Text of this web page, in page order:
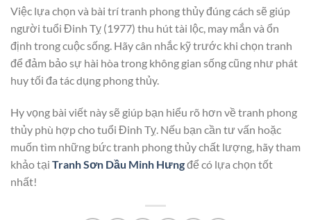
Việc lựa chọn và bài trí tranh phong thủy đúng cách sẽ giúp
người tuổi Đinh Tỵ (1977) thu hút tài lộc, may mắn và ổn
định trong cuộc sống. Hãy cân nhắc kỹ trước khi chọn tranh
để đảm bảo sự hài hòa trong không gian sống cũng như phát
huy tối đa tác dụng phong thủy.
Hy vọng bài viết này sẽ giúp bạn hiểu rõ hơn về tranh phong
thủy phù hợp cho tuổi Đinh Tỵ. Nếu bạn cần tư vấn hoặc
muốn tìm những bức tranh phong thủy chất lượng, hãy tham
khảo tại Tranh Sơn Dầu Minh Hưngđể có lựa chọn tốt
nhất!